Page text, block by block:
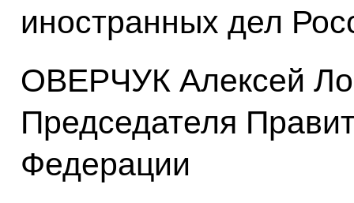
иностранных дел
ОВЕРЧУК Алексей
Председателя
Федерации